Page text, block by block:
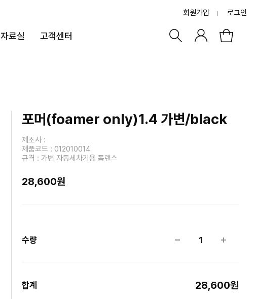
회원가입 로그인
자료실 고객센터
포머(foamer only)1.4 가변/black
제조사 :
제품코드 : 012010014
규격 : 가변 자동세차기용 폼랜스
28,600원
수량 1
합계 28,600원